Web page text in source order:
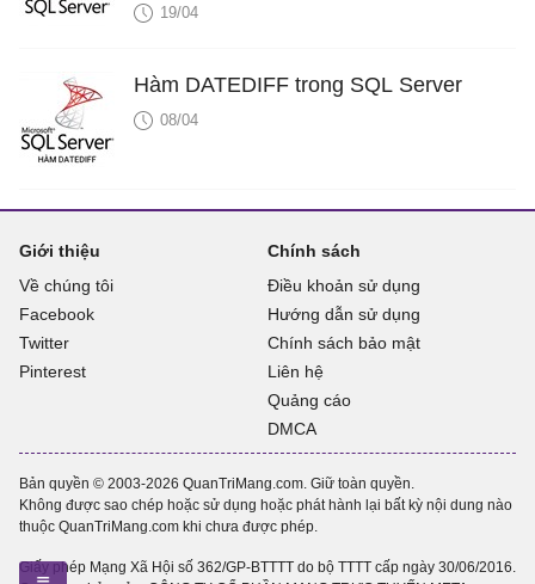
19/04
Hàm DATEDIFF trong SQL Server
08/04
Giới thiệu
Về chúng tôi
Facebook
Twitter
Pinterest
Chính sách
Điều khoản sử dụng
Hướng dẫn sử dụng
Chính sách bảo mật
Liên hệ
Quảng cáo
DMCA
Bản quyền © 2003-2026 QuanTriMang.com. Giữ toàn quyền.
Không được sao chép hoặc sử dụng hoặc phát hành lại bất kỳ nội dung nào
thuộc QuanTriMang.com khi chưa được phép.
Giấy phép Mạng Xã Hội số 362/GP-BTTTT do bộ TTTT cấp ngày 30/06/2016.